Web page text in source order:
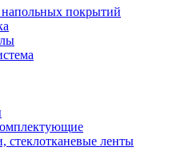
покрытий
стеклотканевые ленты